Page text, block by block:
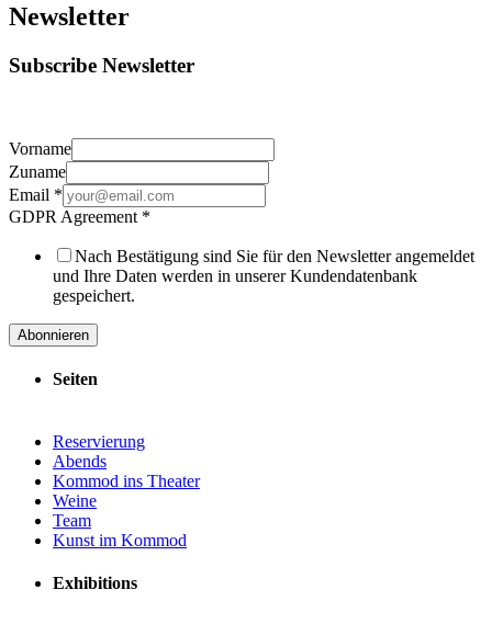
Newsletter
Subscribe Newsletter
Vorname
Zuname
Email *
GDPR Agreement *
Nach Bestätigung sind Sie für den Newsletter angemeldet
und Ihre Daten werden in unserer Kundendatenbank
gespeichert.
Abonnieren
Seiten
Reservierung
Abends
Kommod ins Theater
Weine
Team
Kunst im Kommod
Exhibitions